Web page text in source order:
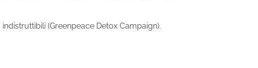
(Greenpeace Detox Campaign).